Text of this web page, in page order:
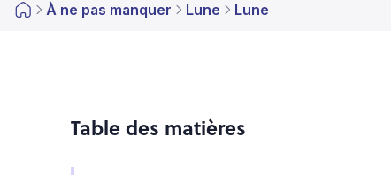
À ne pas manquer Lune Lune
Table des matières